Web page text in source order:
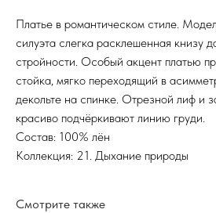
Платье в романтическом стиле.
силуэта слегка расклешенная книзу
стройности. Особый акцент платью
стойка, мягко переходящий в
декольте на спинке. Отрезной лиф и
красиво подчёркивают линию груди.
Состав: 100% лён
Коллекция: 21. Дыхание природы
Смотрите также